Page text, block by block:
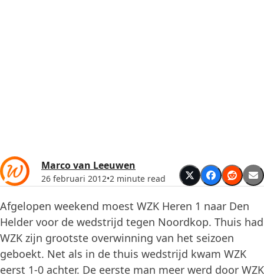
Marco van Leeuwen
26 februari 2012•2 minute read
Afgelopen weekend moest WZK Heren 1 naar Den
Helder voor de wedstrijd tegen Noordkop. Thuis had
WZK zijn grootste overwinning van het seizoen
geboekt. Net als in de thuis wedstrijd kwam WZK
eerst 1-0 achter. De eerste man meer werd door WZK